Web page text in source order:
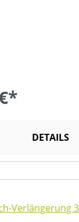
DETAILS